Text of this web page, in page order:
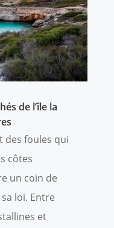
de l’île la
des foules qui
côtes
un coin de
loi. Entre
et